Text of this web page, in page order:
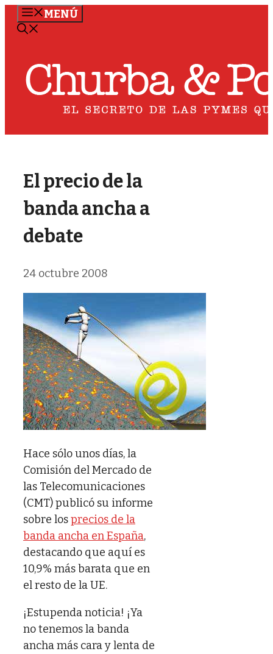
Saltar
MENÚ
El precio de la
banda ancha a
debate
24 octubre 2008
Hace sólo unos días, la
Comisión del Mercado de
las Telecomunicaciones
(CMT) publicó su informe
sobre losprecios de la
banda ancha en España,
destacando que aquí es
10,9% más barata que en
el resto de la UE.
¡Estupenda noticia! ¡Ya
no tenemos la banda
ancha más cara y lenta de